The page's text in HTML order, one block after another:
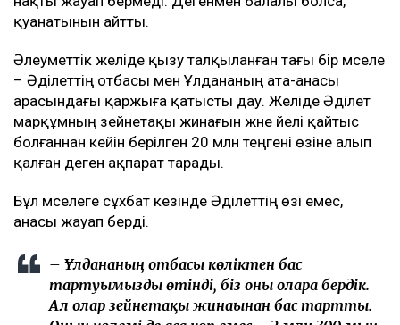
жоқ. Екі жыл бойы бірге жұмыс істегенімен,
олар бір-ақ рет бірге бір ауысымға шыққан.
Бір ұйымда жұмыс істеді, бірақ құрбы
ретінде бірге қыдырып, араласқан емес. Біз
сәуір айынан бастап араласа бастадық.
Сөйтіп, бәрі осылай өрбіді... Қазір жадырап
жүргенім – анамның, Алланың және оның
арқасы. Ол маған жаңа өмір сыйлады, – деді
Әділет.
Ол қазіргі әйелінің жүкті болғаны туралы сұраққа
қуанатынын айтты.
Әлеуметтік желіде қызу талқыланған тағы бір мәселе
– Әділеттің отбасы мен Ұлдананың ата-анасы